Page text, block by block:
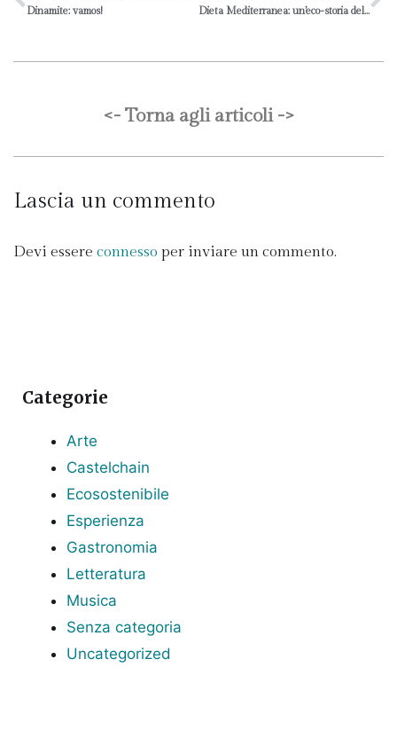
Dinamite: vamos! Dieta Mediterranea: un’eco-storia della Terra di Marca per un turismo eco-sostenibile
<- Torna agli articoli ->
Lascia un commento
Devi essere connesso per inviare un commento.
Categorie
Arte
Castelchain
Ecosostenibile
Esperienza
Gastronomia
Letteratura
Musica
Senza categoria
Uncategorized